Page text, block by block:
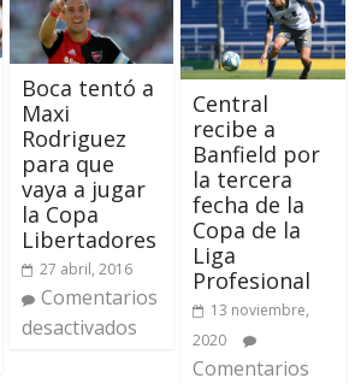
Boca tentó a
Maxi
Rodriguez
para que
vaya a jugar
la Copa
Libertadores
27 abril, 2016
Comentarios
desactivados
Central
recibe a
Banfield por
la tercera
fecha de la
Copa de la
Liga
Profesional
13 noviembre,
2020
Comentarios